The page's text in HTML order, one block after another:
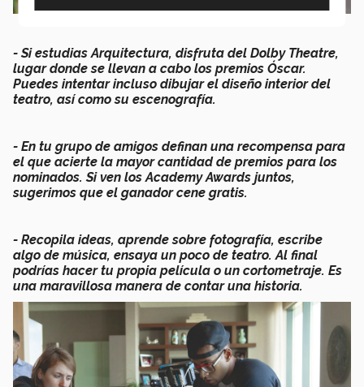
- Si estudias Arquitectura, disfruta del Dolby Theatre,
lugar donde se llevan a cabo los premios Óscar.
Puedes intentar incluso dibujar el diseño interior del
teatro, así como su escenografía.
- En tu grupo de amigos definan una recompensa para
el que acierte la mayor cantidad de premios para los
nominados. Si ven los Academy Awards juntos,
sugerimos que el ganador cene gratis.
- Recopila ideas, aprende sobre fotografía, escribe
algo de música, ensaya un poco de teatro. Al final
podrías hacer tu propia película o un cortometraje. Es
una maravillosa manera de contar una historia.